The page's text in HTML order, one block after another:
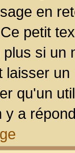
en
petit
si un
laisser
qu'un
y a